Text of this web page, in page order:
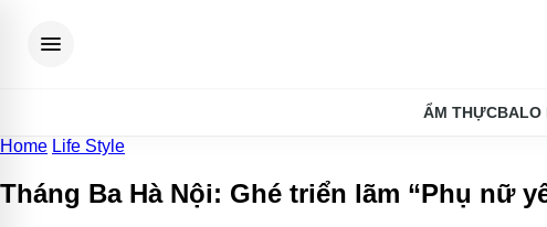
menu
ẨM THỰC BALO
Home Life Style
Tháng Ba Hà Nội: Ghé triển lãm “Phụ nữ